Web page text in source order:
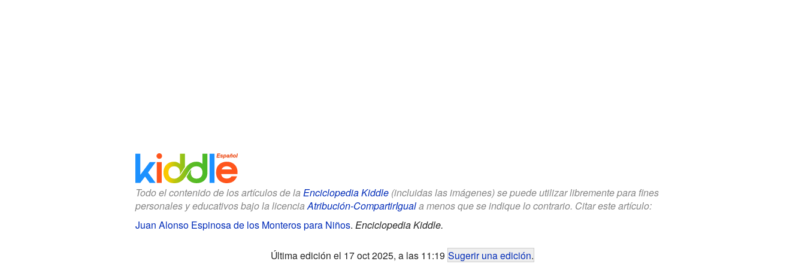
Todo el contenido de los artículos de la Enciclopedia Kiddle(incluidas las imágenes) se puede utilizar libremente para fines
personales y educativos bajo la licenciaAtribución-CompartirIguala menos que se indique lo contrario. Citar este artículo:
Juan Alonso Espinosa de los Monteros para Niños. Enciclopedia Kiddle.
Última edición el 17 oct 2025, a las 11:19 Sugerir una edición.